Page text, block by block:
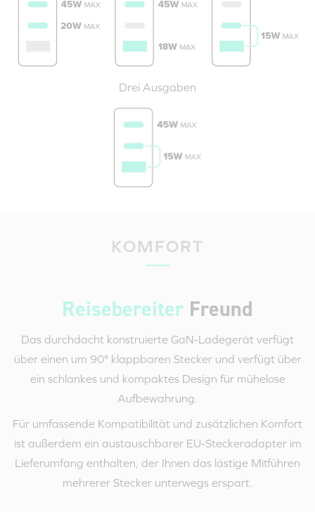
Drei Ausgaben
KOMFORT
Reisebereiter Freund
Das durchdacht konstruierte GaN-Ladegerät verfügt
über einen um 90° klappbaren Stecker und verfügt über
ein schlankes und kompaktes Design für mühelose
Aufbewahrung.
Für umfassende Kompatibilität und zusätzlichen Komfort
ist außerdem ein austauschbarer EU-Steckeradapterim
Lieferumfang enthalten, der Ihnen das lästige Mitführen
mehrerer Stecker unterwegs erspart.